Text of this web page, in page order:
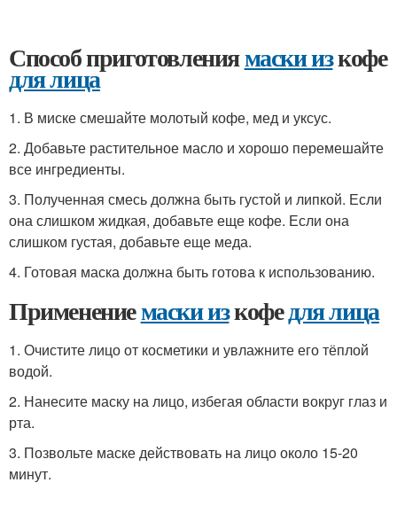
Способ приготовлениямаски изкофе
для лица
1. В миске смешайте молотый кофе, мед и уксус.
2. Добавьте растительное масло и хорошо перемешайте
все ингредиенты.
3. Полученная смесь должна быть густой и липкой. Если
она слишком жидкая, добавьте еще кофе. Если она
слишком густая, добавьте еще меда.
4. Готовая маска должна быть готова к использованию.
Применениемаски изкофедля лица
1. Очистите лицо от косметики и увлажните его тёплой
водой.
2. Нанесите маску на лицо, избегая области вокруг глаз и
рта.
3. Позвольте маске действовать на лицо около 15-20
минут.